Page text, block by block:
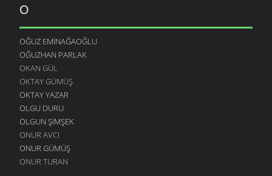
O
OĞUZ EMINAĞAOĞLU
OĞUZHAN PARLAK
OKAN GÜL
OKTAY GÜMÜŞ
OKTAY YAZAR
OLGU DURU
OLGUN ŞIMŞEK
ONUR AVCI
ONUR GÜMÜŞ
ONUR TURAN